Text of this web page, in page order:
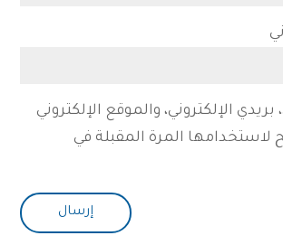
الإلكتروني، والموقع الإلكتروني
لاستخدامها المرة المقبلة في